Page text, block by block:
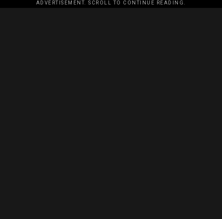
ADVERTISEMENT. SCROLL TO CONTINUE READING.